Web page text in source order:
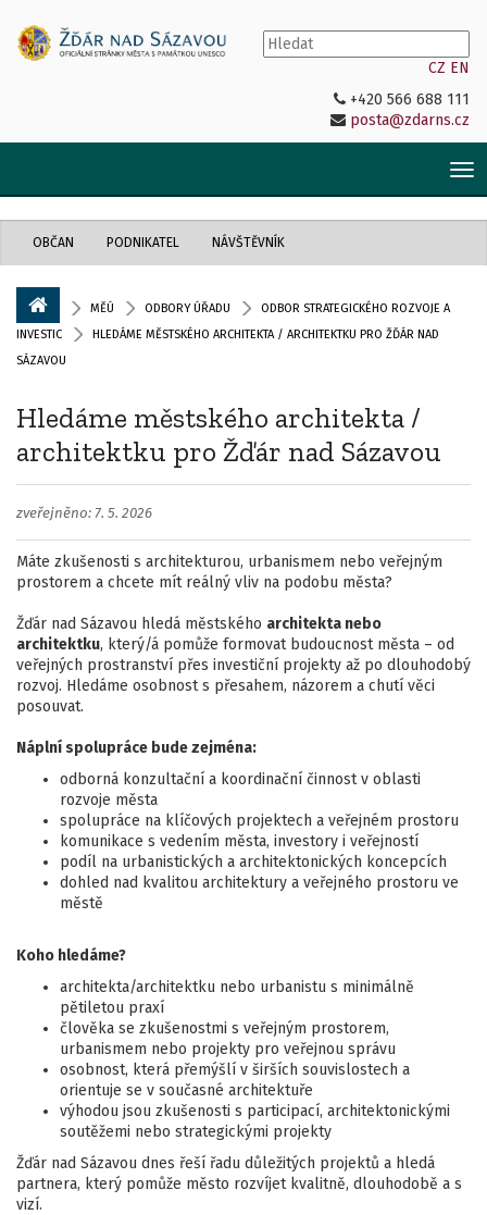
CZ EN
+420 566 688 111
posta@zdarns.cz
OBČAN PODNIKATEL NÁVŠTĚVNÍK
MĚÚ ODBORY ÚŘADU
ODBOR STRATEGICKÉHO ROZVOJE A
INVESTIC
HLEDÁME MĚSTSKÉHO ARCHITEKTA / ARCHITEKTKU PRO ŽĎÁR NAD
SÁZAVOU
Hledáme městského architekta /
architektku pro Žďár nad Sázavou
zveřejněno: 7. 5. 2026
Máte zkušenosti s architekturou, urbanismem nebo veřejným
prostorem a chcete mít reálný vliv na podobu města?
Žďár nad Sázavou hledá městského architekta nebo
architektku, který/á pomůže formovat budoucnost města – od
veřejných prostranství přes investiční projekty až po dlouhodobý
rozvoj. Hledáme osobnost s přesahem, názorem a chutí věci
posouvat.
Náplní spolupráce bude zejména:
odborná konzultační a koordinační činnost v oblasti
rozvoje města
spolupráce na klíčových projektech a veřejném prostoru
komunikace s vedením města, investory i veřejností
podíl na urbanistických a architektonických koncepcích
dohled nad kvalitou architektury a veřejného prostoru ve
městě
Koho hledáme?
architekta/architektku nebo urbanistu s minimálně
pětiletou praxí
člověka se zkušenostmi s veřejným prostorem,
urbanismem nebo projekty pro veřejnou správu
osobnost, která přemýšlí v širších souvislostech a
orientuje se v současné architektuře
výhodou jsou zkušenosti s participací, architektonickými
soutěžemi nebo strategickými projekty
Žďár nad Sázavou dnes řeší řadu důležitých projektů a hledá
partnera, který pomůže město rozvíjet kvalitně, dlouhodobě a s
vizí.